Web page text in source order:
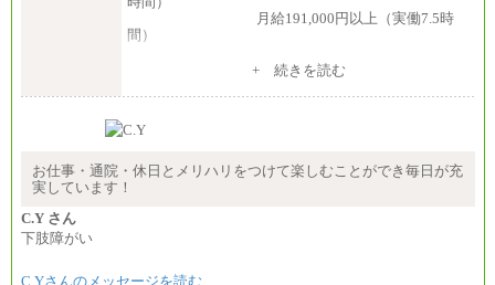
月給191,000円以上（実働7.5時
間）
（３）月給191,000円以上（実働7.5時間）
（５）月給147,800円以上（実働6時間）
時給 1,226円（実働4.5時間）
間額換算額）
・退職金相当手当 37円
+ 続きを読む
お仕事・通院・休日とメリハリをつけて楽しむことができ毎日が充
実しています！
C.Y さん
下肢障がい
C.Yさんのメッセージを読む